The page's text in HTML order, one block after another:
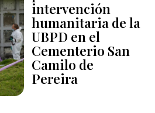
intervención
humanitaria de la
UBPD en el
Cementerio San
Camilo de
Pereira